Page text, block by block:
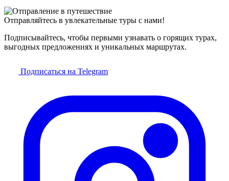
Отправляйтесь в увлекательные туры с нами!
Подписывайтесь, чтобы первыми узнавать о горящих турах,
выгодных предложениях и уникальных маршрутах.
Подписаться на Telegram